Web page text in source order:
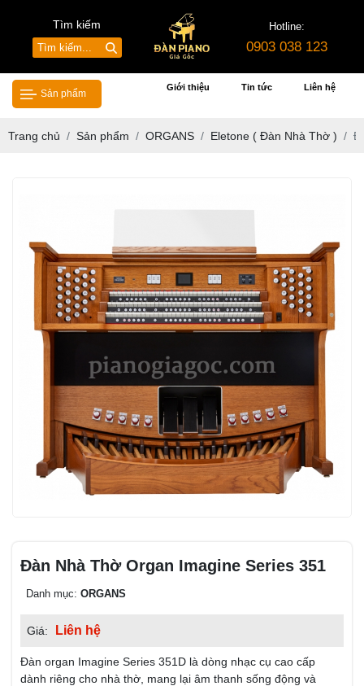
Tìm kiếm Hotline:
0903 038 123
Sản phẩm
Giới thiệu Tin tức Liên hệ
Trang chủ Sản phẩm ORGANS Eletone ( Đàn Nhà Thờ )
Đàn Nhà Thờ Organ Imagine Series 351
Danh mục: ORGANS
Giá: Liên hệ
Đàn organ Imagine Series 351D là dòng nhạc cụ cao cấp
dành riêng cho nhà thờ, mang lại âm thanh sống động và